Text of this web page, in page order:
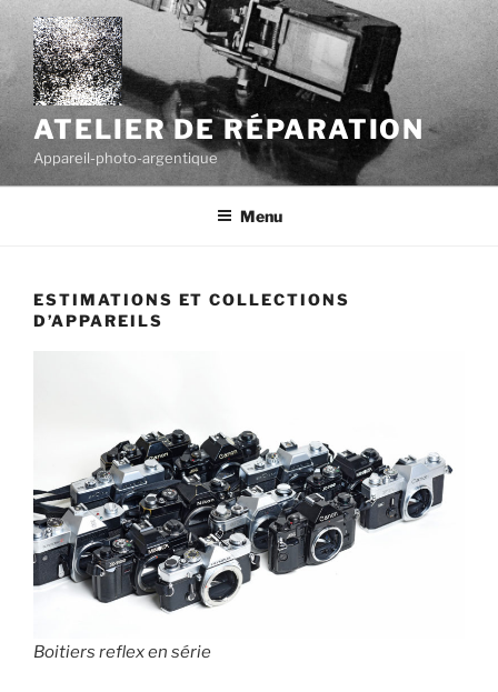
Skip
content
ATELIER DE RÉPARATION
Appareil-photo-argentique
Menu
ESTIMATIONS ET COLLECTIONS
D’APPAREILS
Boitiers reflex en série